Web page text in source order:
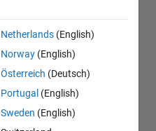
Netherlands (English)
Norway (English)
Österreich (Deutsch)
Portugal (English)
Sweden (English)